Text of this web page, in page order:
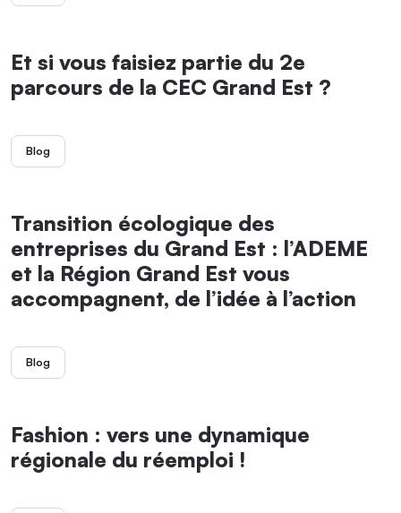
Et si vous faisiez partie du 2e
parcours de la CEC Grand Est ?
Blog
Transition écologique des
entreprises du Grand Est : l’ADEME
et la Région Grand Est vous
accompagnent, de l’idée à l’action
Blog
Fashion : vers une dynamique
régionale du réemploi !